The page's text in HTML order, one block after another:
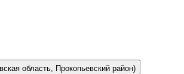
область, Прокопьевский район)